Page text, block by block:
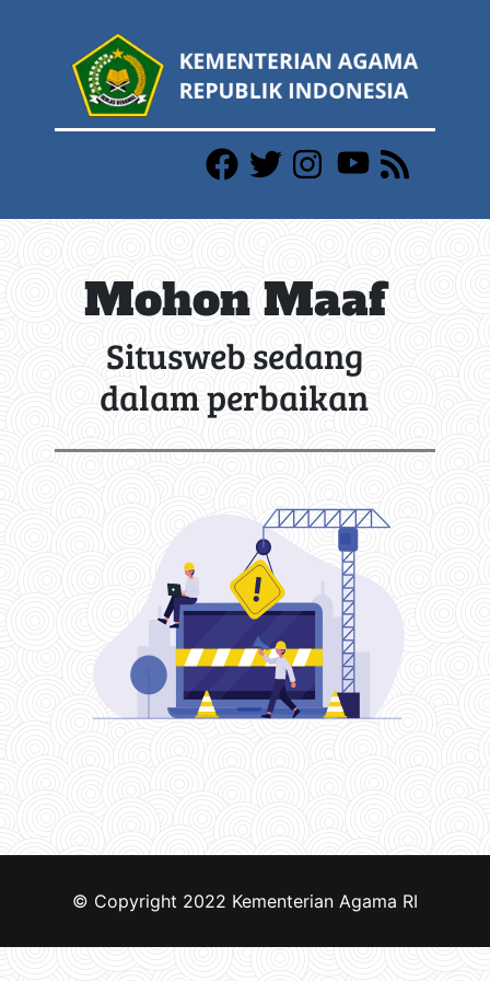
Mohon Maaf
Situsweb sedang
dalam perbaikan
© Copyright 2022 Kementerian Agama RI